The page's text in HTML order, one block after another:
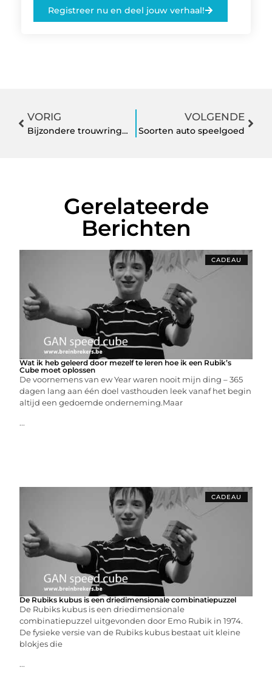
Registreer nu en deel jouw verhaal!
VORIG
Bijzondere trouwringmodellen laten ontwerpen
VOLGENDE
Soorten auto speelgoed
Gerelateerde
Berichten
CADEAU
Wat ik heb geleerd door mezelf te leren hoe ik een Rubik’s
Cube moet oplossen
De voornemens van ew Year waren nooit mijn ding – 365
dagen lang aan één doel vasthouden leek vanaf het begin
altijd een gedoemde onderneming.Maar
...
CADEAU
De Rubiks kubus is een driedimensionale combinatiepuzzel
De Rubiks kubus is een driedimensionale
combinatiepuzzel uitgevonden door Emo Rubik in 1974.
De fysieke versie van de Rubiks kubus bestaat uit kleine
blokjes die
...